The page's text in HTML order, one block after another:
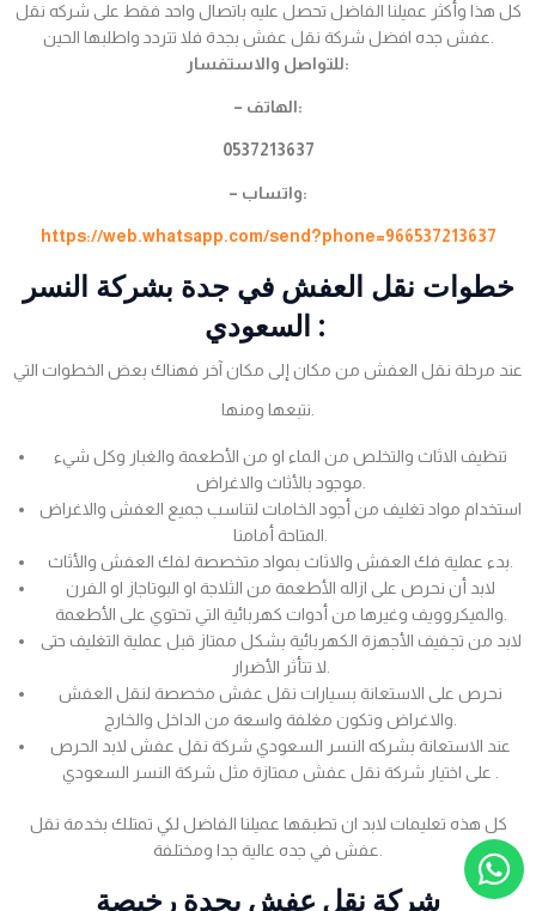
كل هذا وأكثر عميلنا الفاضل تحصل عليه باتصال واحد فقط على شركه نقل
للتواصل والاستفسار:
– الهاتف:
0537213637
– واتساب:
https://web.whatsapp.com/send?phone=966537213637
خطوات نقل العفش في جدة بشركة النسر
السعودي :
عند مرحلة نقل العفش من مكان إلى مكان آخر فهناك بعض الخطوات التي
تنظيف الاثاث والتخلص من الماء او من الأطعمة والغبار وكل شيء
استخدام مواد تغليف من أجود الخامات لتناسب جميع العفش والاغراض
لابد أن نحرص على ازاله الأطعمة من الثلاجة او البوتاجاز او الفرن
لابد من تجفيف الأجهزة الكهربائية بشكل ممتاز قبل عملية التغليف حتى
نحرص على الاستعانة بسيارات نقل عفش مخصصة لنقل العفش
عند الاستعانة بشركه النسر السعودي شركة نقل عفش لابد الحرص
كل هذه تعليمات لابد ان تطبقها عميلنا الفاضل لكي تمتلك بخدمة نقل
شركة نقل عفش بجدة رخيصة